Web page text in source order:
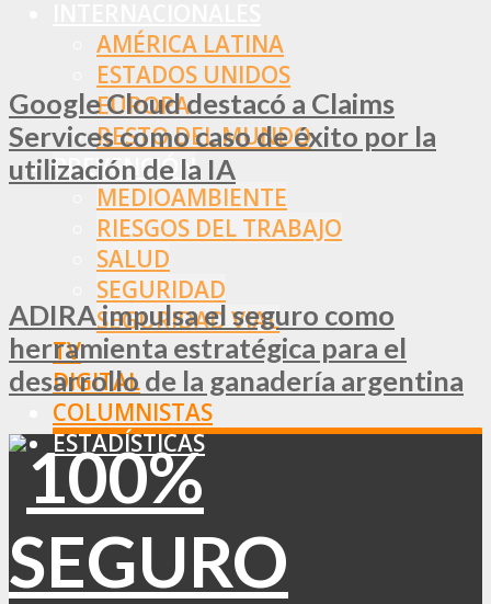
AMÉRICA LATINA
ESTADOS UNIDOS
EUROPA
RESTO DEL MUNDO
PREVENCIÓN
MEDIOAMBIENTE
RIESGOS DEL TRABAJO
SALUD
SEGURIDAD
SEGURIDAD VIAL
TV
DIGITAL
COLUMNISTAS
ESTADÍSTICAS
Google Cloud destacó a Claims
Services como caso de éxito por la
utilización de la IA
ADIRA impulsa el seguro como
herramienta estratégica para el
desarrollo de la ganadería argentina